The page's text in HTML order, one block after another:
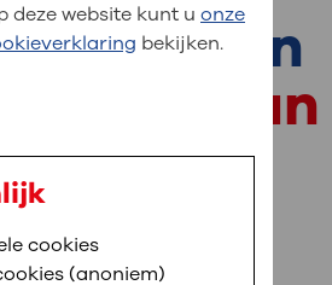
op
,Digitalisering
gegevens
kunt u uw medische
breidt MijnOLVG
deze website kunt u onze
bekijken.
cookies
(anoniem)